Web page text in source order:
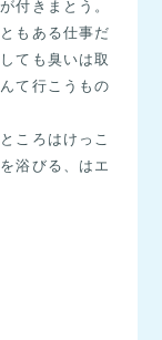
付きまとう。
もある仕事だ
ても臭いは取
て行こうもの
ころはけっこ
浴びる、はエ